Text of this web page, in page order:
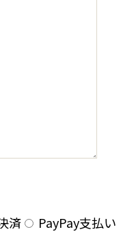
済 PayPay支払い